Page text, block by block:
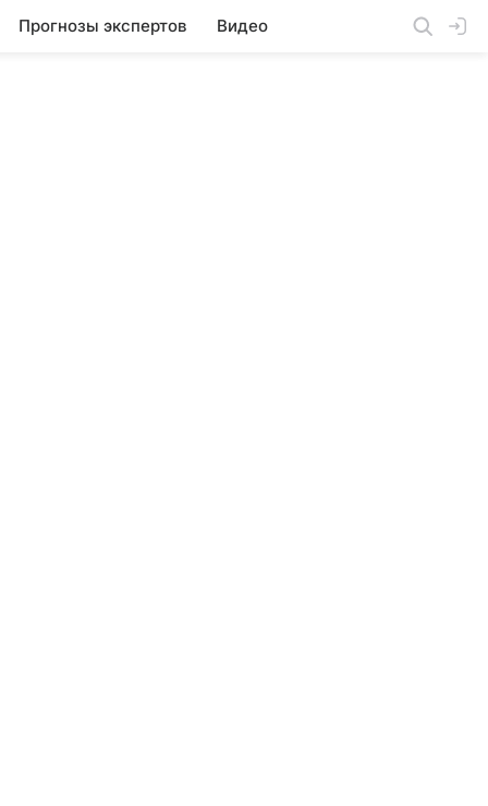
Прогнозы экспертов Видео